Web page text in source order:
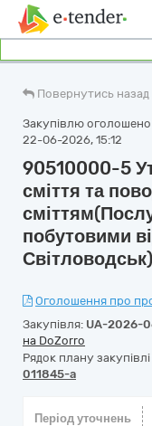
Повернутись назад
Закупівлю оголошено
22-06-2026, 15:12
90510000-5
сміття та
побутовими
Оголошення про
Закупівля: UA-2026-
на DoZorro
Рядок плану
011845-a
Період уточнень